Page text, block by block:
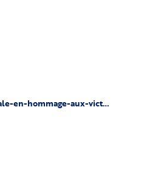
en-hommage-aux-vict…